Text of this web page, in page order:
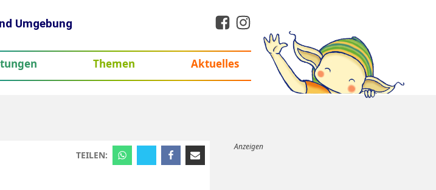
Umgebung
Themen Aktuelles
TEILEN:
Anzeigen